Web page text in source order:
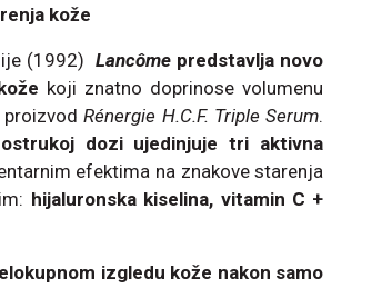
kože
(1992) Lancôme predstavlja novo
koji znatno doprinose volumenu
proizvodRénergie H.C.F. Triple Serum.
dozi ujedinjuje tri aktivna
efektima na znakove starenja
hijaluronska kiselina, vitamin C +
izgledu kože nakon samo